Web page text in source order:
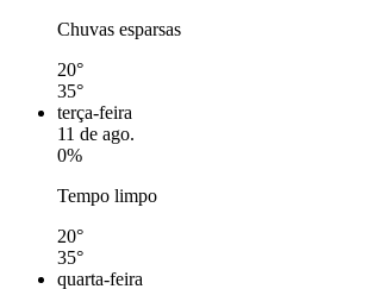
Chuvas esparsas
20°
35°
terça-feira
11 de ago.
0%
Tempo limpo
20°
35°
quarta-feira